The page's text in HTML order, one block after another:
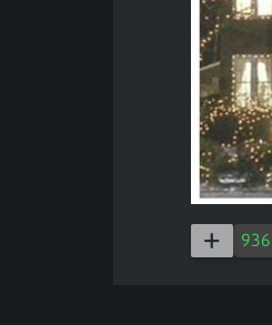
936